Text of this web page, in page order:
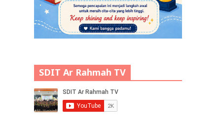
SDIT Ar Rahmah TV